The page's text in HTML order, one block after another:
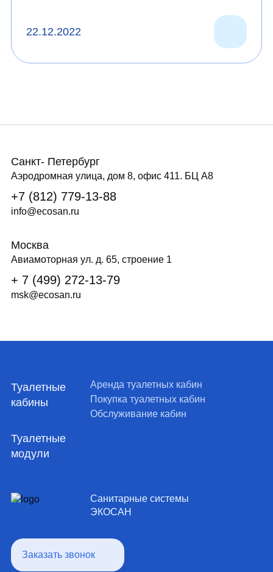
22.12.2022
Санкт- Петербург
Аэродромная улица, дом 8, офис 411. БЦ А8
+7 (812) 779-13-88
info@ecosan.ru
Москва
Авиамоторная ул. д. 65, строение 1
+ 7 (499) 272-13-79
msk@ecosan.ru
Санитарные системы
ЭКОСАН
Заказать звонок
Туалетные
кабины
Аренда туалетных кабин
Покупка туалетных кабин
Обслуживание кабин
Туалетные
модули